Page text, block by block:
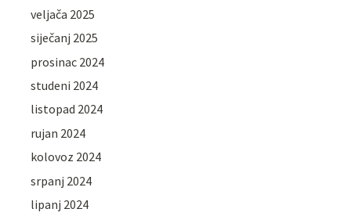
veljača 2025
siječanj 2025
prosinac 2024
studeni 2024
listopad 2024
rujan 2024
kolovoz 2024
srpanj 2024
lipanj 2024